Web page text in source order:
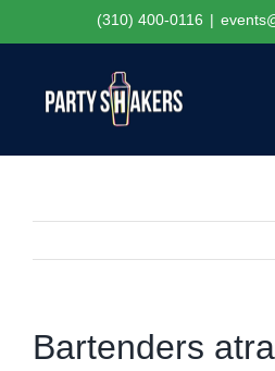
to
(310) 400-0116 |
Bartenders